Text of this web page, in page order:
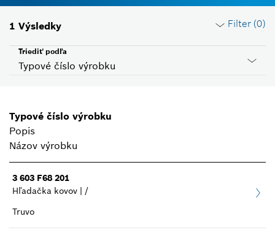
1 Výsledky Filter (0)
Typové číslo výrobku
Triediť podľa
Skupina produktov
Napätie
Typové číslo výrobku
Popis
Názov výrobku
3 603 F68 201
Hľadačka kovov | /
Truvo